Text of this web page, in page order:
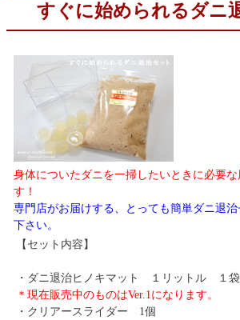
すぐに始められるダニ
身体についたダニを一掃したいときに必要な
す！
専門店がお届けする、とっても簡単ダニ退
下さい。
【セット内容】
・ダニ退治ヒノキマット １リットル １袋
＊現在販売中のものはVer.1になります。
・クリアースライダー 1個